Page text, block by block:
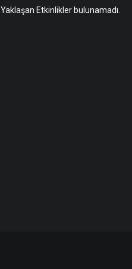
Yaklaşan Etkinlikler bulunamadı.